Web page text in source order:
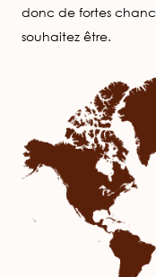
donc de fortes
souhaitez être.